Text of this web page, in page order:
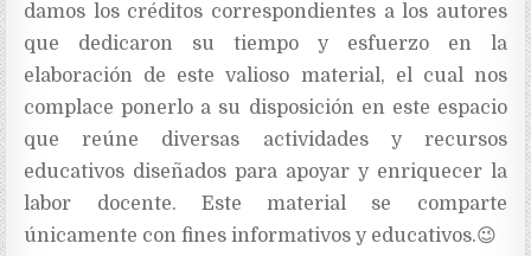
damos los créditos correspondientes a los autores
que dedicaron su tiempo y esfuerzo en la
elaboración de este valioso material, el cual nos
complace ponerlo a su disposición en este espacio
que reúne diversas actividades y recursos
educativos diseñados para apoyar y enriquecer la
labor docente. Este material se comparte
únicamente con fines informativos y educativos.😉